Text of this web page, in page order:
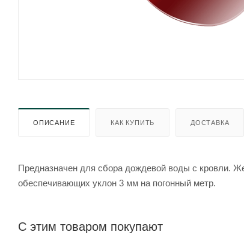
ОПИСАНИЕ КАК КУПИТЬ ДОСТАВКА
Предназначен для сбора дождевой воды с кровли.
обеспечивающих уклон 3 мм на погонный метр.
С этим товаром покупают